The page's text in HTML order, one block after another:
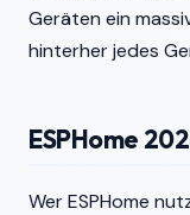
Geräten ein
hinterher jedes
ESPHome
Wer ESPHome